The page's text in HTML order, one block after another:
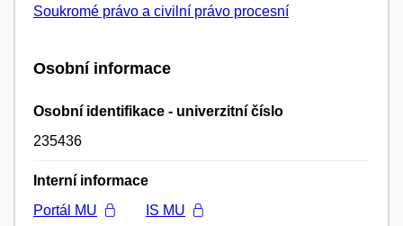
Soukromé právo a civilní právo procesní
Osobní informace
Osobní identifikace - univerzitní číslo
235436
Interní informace
Portál MU
IS MU